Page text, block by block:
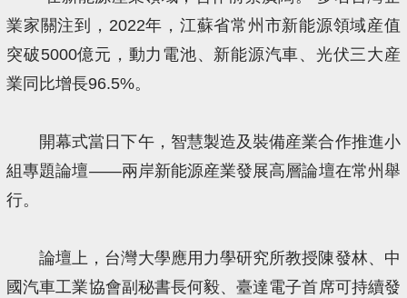
業家關注到，2022年，江蘇省常州市新能源領域産值
突破5000億元，動力電池、新能源汽車、光伏三大産
業同比增長96.5%。
開幕式當日下午，智慧製造及裝備産業合作推進小
組專題論壇——兩岸新能源産業發展高層論壇在常州舉
行。
論壇上，台灣大學應用力學研究所教授陳發林、中
國汽車工業協會副秘書長何毅、臺達電子首席可持續發